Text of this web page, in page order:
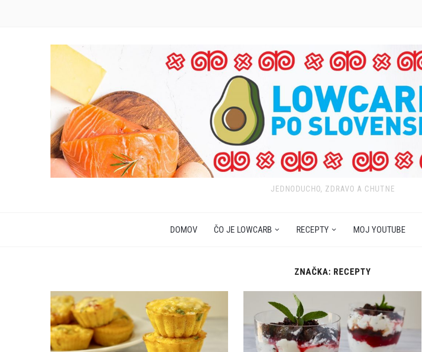
JEDNODUCHO, ZDRAVO A CHUTNE
DOMOV ČO JE LOWCARB RECEPTY MOJ YOUTUBE
ZNAČKA: RECEPTY